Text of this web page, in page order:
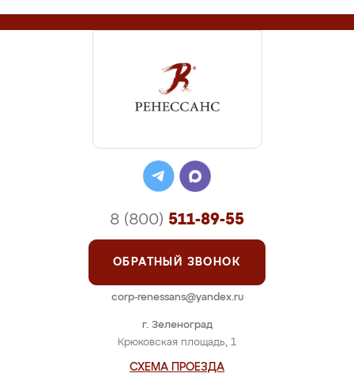
г. Зеленоград
Крюковская площадь, 1
СХЕМА ПРОЕЗДА
8 (800) 511-89-55
ОБРАТНЫЙ ЗВОНОК
corp-renessans@yandex.ru